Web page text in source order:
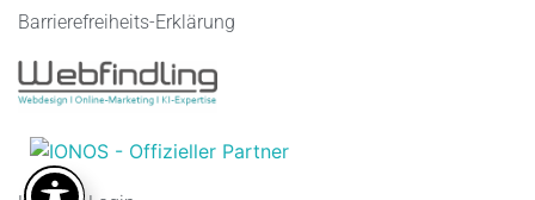
Barrierefreiheits-Erklärung